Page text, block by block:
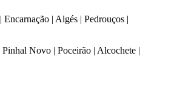
| Algés | Pedrouços |
Novo | Poceirão | Alcochete |